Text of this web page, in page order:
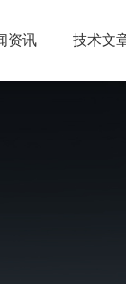
资讯 技术文